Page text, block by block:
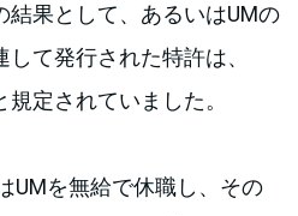
結果として、あるいはUMの
て発行された特許は、
規定されていました。
UMを無給で休職し、その